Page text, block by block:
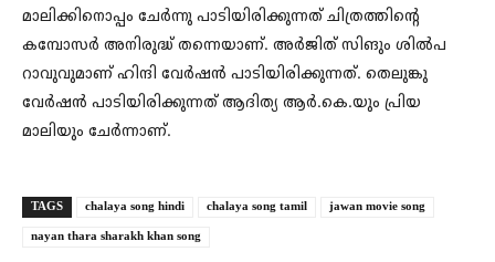
മാലിക്കിനൊപ്പം ചേര്‍ന്നു പാടിയിരിക്കുന്നത് ചിത്രത്തിന്റെ
കമ്പോസര്‍ അനിരുദ്ധ് തന്നെയാണ്. അര്‍ജിത് സിങും ശില്‍പ
റാവുവുമാണ് ഹിന്ദി വേര്‍ഷന്‍ പാടിയിരിക്കുന്നത്. തെലുങ്കു
വേര്‍ഷന്‍ പാടിയിരിക്കുന്നത് ആദിത്യ ആര്‍.കെ.യും പ്രിയ
മാലിയും ചേര്‍ന്നാണ്.
TAGS chalaya song hindi chalaya song tamil
jawan movie song
nayan thara sharakh khan song